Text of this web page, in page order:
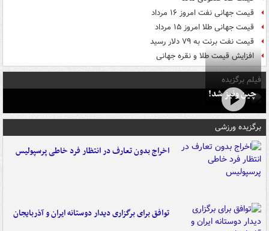
قیمت جهانی نفت امروز ۱۶ مرداد
قیمت جهانی طلا امروز ۱۵ مرداد
قیمت نفت برنت به ۷۹ دلار رسید
افزایش قیمت طلا و نقره جهانی
فیلم برگزیده
چین ونیز شد!
برگزیده ورزشی
اخراج بدون تعارف در انتظار فرد خاطی پرسپولیس
توافق برای برگزاری دیدار دوستانه ایران و آذربایجان